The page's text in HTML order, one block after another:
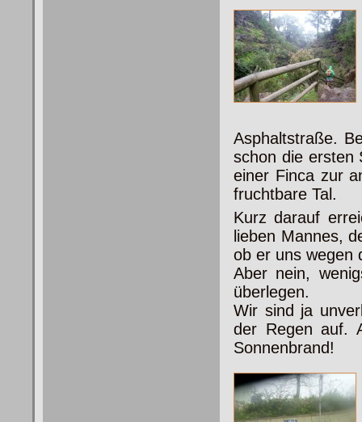
Asphaltstraße.
schon die ersten
einer Finca zur
fruchtbare Tal.
Kurz darauf
lieben Mannes,
ob er uns wegen
Aber nein,
überlegen.
Wir sind ja
der Regen auf.
Sonnenbrand!